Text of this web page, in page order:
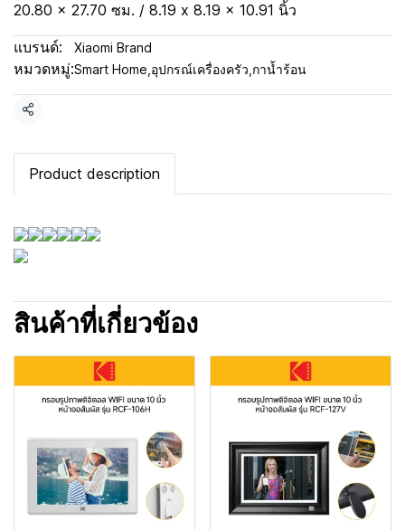
20.80 x 27.70 ซม. / 8.19 x 8.19 x 10.91 นิ้ว
แบรนด์: Xiaomi Brand
หมวดหมู่:Smart Home อุปกรณ์เครื่องครัว กาน้ำร้อน
แชร์
Product description
สินค้าที่เกี่ยวข้อง